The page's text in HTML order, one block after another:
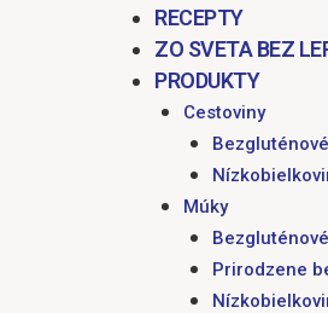
RECEPTY
ZO SVETA BEZ
PRODUKTY
Cestoviny
Múky
Prirodzene